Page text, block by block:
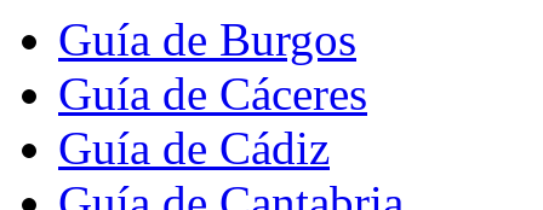
Guía de Burgos
Guía de Cáceres
Guía de Cádiz